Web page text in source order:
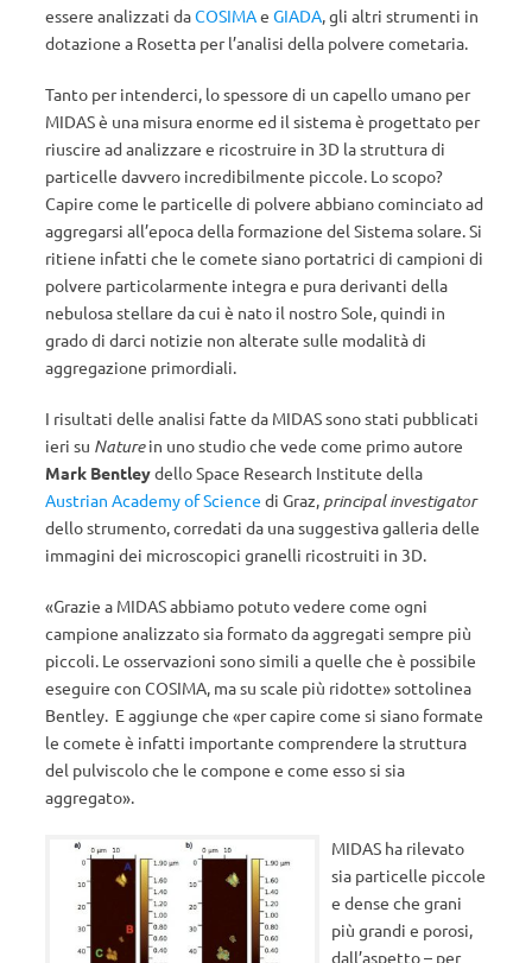
essere analizzati daCOSIMAe GIADA, gli altri strumenti in
dotazione a Rosetta per l’analisi della polvere cometaria.
Tanto per intenderci, lo spessore di un capello umano per
MIDAS è una misura enorme ed il sistema è progettato per
riuscire ad analizzare e ricostruire in 3D la struttura di
particelle davvero incredibilmente piccole. Lo scopo?
Capire come le particelle di polvere abbiano cominciato ad
aggregarsi all’epoca della formazione del Sistema solare. Si
ritiene infatti che le comete siano portatrici di campioni di
polvere particolarmente integra e pura derivanti della
nebulosa stellare da cui è nato il nostro Sole, quindi in
grado di darci notizie non alterate sulle modalità di
aggregazione primordiali.
I risultati delle analisi fatte da MIDAS sono stati pubblicati
ieri su Naturein uno studio che vede come primo autore
Mark Bentleydello Space Research Institute della
Austrian Academy of Science di Graz, principal investigator
dello strumento, corredati da una suggestiva galleria delle
immagini dei microscopici granelli ricostruiti in 3D.
«Grazie a MIDAS abbiamo potuto vedere come ogni
campione analizzato sia formato da aggregati sempre più
piccoli. Le osservazioni sono simili a quelle che è possibile
eseguire con COSIMA, ma su scale più ridotte» sottolinea
Bentley. E aggiunge che «per capire come si siano formate
le comete è infatti importante comprendere la struttura
del pulviscolo che le compone e come esso si sia
aggregato».
MIDAS ha rilevato
sia particelle piccole
e dense che grani
più grandi e porosi,
dall’aspetto – per